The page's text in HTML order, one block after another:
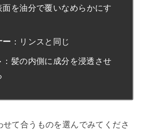
面を油分で覆いなめらかにす
ー ：リンスと同じ
：髪の内側に成分を浸透させ
せて合うものを選んでみてくださ